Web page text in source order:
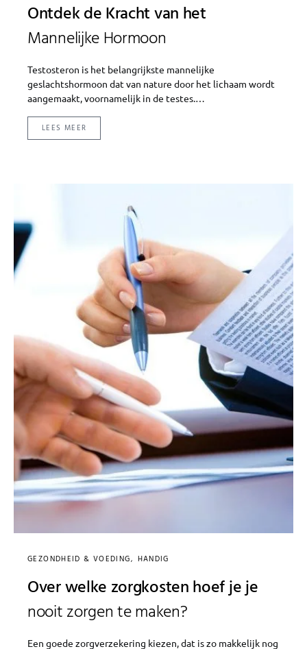
Ontdek de Kracht van het
Mannelijke Hormoon
Testosteron is het belangrijkste mannelijke
geslachtshormoon dat van nature door het lichaam wordt
aangemaakt, voornamelijk in de testes.…
LEES MEER
GEZONDHEID & VOEDING HANDIG
Over welke zorgkosten hoef je je
nooit zorgen te maken?
Een goede zorgverzekering kiezen, dat is zo makkelijk nog